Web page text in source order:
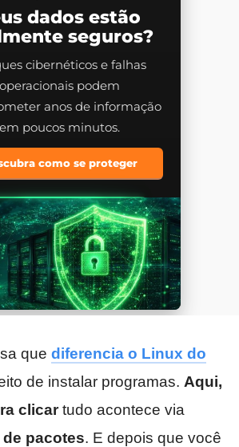
dados estão
seguros?
cibernéticos e falhas
operacionais podem
anos de informação
em poucos minutos.
como se proteger
que diferencia o Linux do
de instalar programas. Aqui,
clicartudo acontece via
pacotes. E depois que você